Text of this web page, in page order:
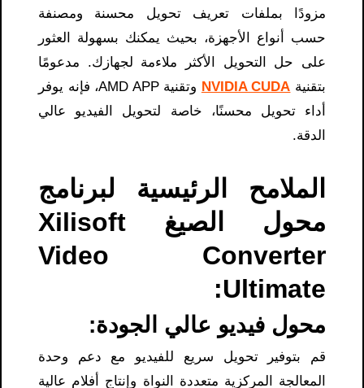
مزودًا بملفات تعريف تحويل محسنة ومصنفة
حسب أنواع الأجهزة، بحيث يمكنك بسهولة العثور
على حل التحويل الأكثر ملاءمة لجهازك. مدعومًا
بتقنية NVIDIA CUDA
وتقنية AMD APP، فإنه يوفر
أداء تحويل محسنًا، خاصة لتحويل الفيديو عالي
الدقة.
الملامح الرئيسية لبرنامج
محول الصيغ Xilisoft
Video Converter
Ultimate:
محول فيديو عالي الجودة:
قم بتوفير تحويل سريع للفيديو مع دعم وحدة
المعالجة المركزية متعددة النواة وإنتاج أفلام عالية